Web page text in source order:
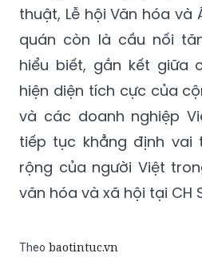
hiểu biết, gắn kết giữa
hiện diện tích cực của
và các doanh nghiệp
tiếp tục khẳng định vai
rộng của người Việt
văn hóa và xã hội tại CH
ẩm thực Việt Nam